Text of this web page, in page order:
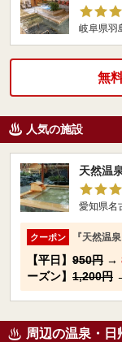
岐阜県羽
無
人気の施設
天然温
愛知県名
クーポン 『天然温
【平日】 950円 →
ーズン】 1,200円
周辺の温泉・日